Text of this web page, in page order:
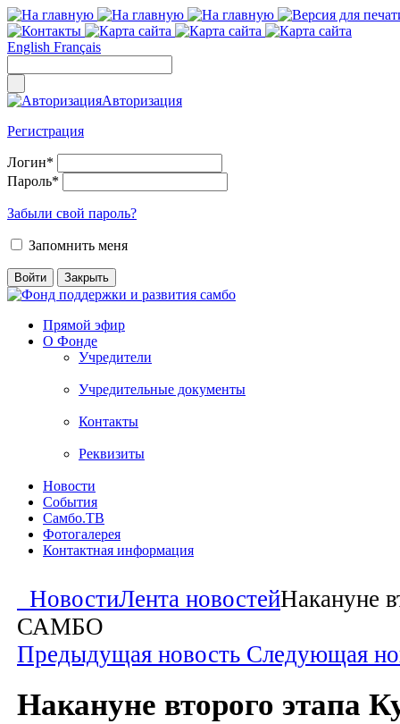
English Français
Авторизация
Регистрация
Логин*
Пароль*
Забыли свой пароль?
Запомнить меня
Прямой эфир
О Фонде
Учредители
Учредительные документы
Контакты
Реквизиты
Новости
События
Самбо.ТВ
Фотогалерея
Контактная информация
НовостиЛента новостейНакануне
САМБО
Предыдущая новость Следующая
Накануне второго